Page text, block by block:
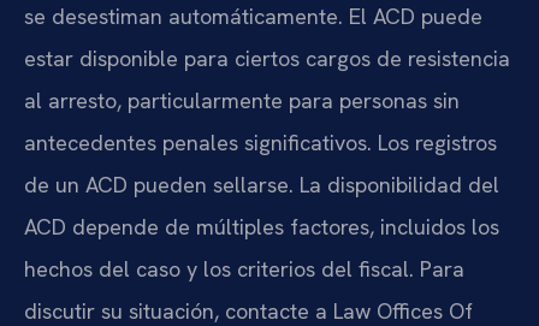
se desestiman automáticamente. El ACD puede
estar disponible para ciertos cargos de resistencia
al arresto, particularmente para personas sin
antecedentes penales significativos. Los registros
de un ACD pueden sellarse. La disponibilidad del
ACD depende de múltiples factores, incluidos los
hechos del caso y los criterios del fiscal. Para
discutir su situación, contacte a Law Offices Of